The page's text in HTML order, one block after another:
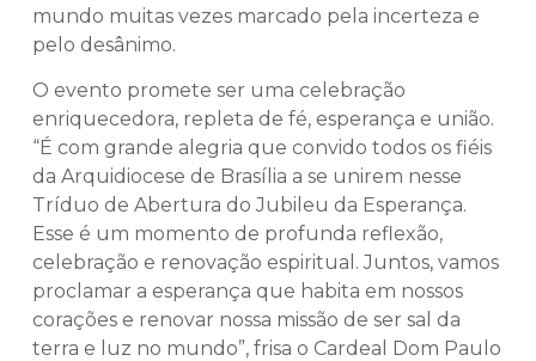
mundo muitas vezes marcado pela incerteza e
pelo desânimo.
O evento promete ser uma celebração
enriquecedora, repleta de fé, esperança e união.
“É com grande alegria que convido todos os fiéis
da Arquidiocese de Brasília a se unirem nesse
Tríduo de Abertura do Jubileu da Esperança.
Esse é um momento de profunda reflexão,
celebração e renovação espiritual. Juntos, vamos
proclamar a esperança que habita em nossos
corações e renovar nossa missão de ser sal da
terra e luz no mundo”, frisa o Cardeal Dom Paulo